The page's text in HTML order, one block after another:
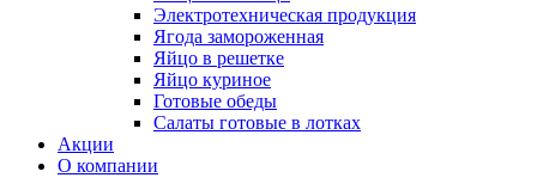
Электротехническая продукция
Ягода замороженная
Яйцо в решетке
Яйцо куриное
Готовые обеды
Салаты готовые в лотках
Акции
О компании